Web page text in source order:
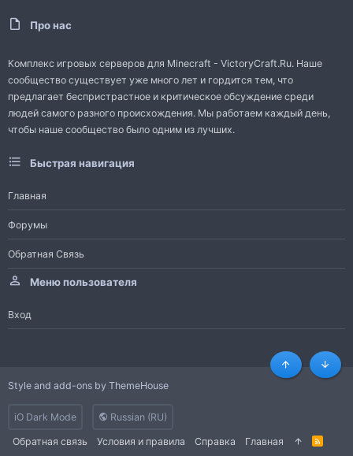
Про нас
Комплекс игровых серверов для Minecraft - VictoryCraft.Ru. Наше
сообщество существует уже много лет и гордится тем, что
предлагает беспристрастное и критическое обсуждение среди
людей самого разного происхождения. Мы работаем каждый день,
чтобы наше сообщество было одним из лучших.
Быстрая навигация
Главная
Форумы
Обратная Связь
Меню пользователя
Вход
iO Dark Mode Russian (RU)
Обратная связь Условия и правила Справка Главная
R
Style and add-ons by ThemeHouse
Сверху Снизу